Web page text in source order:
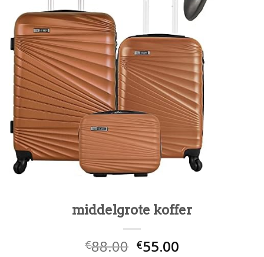
middelgrote koffer
€88.00 €55.00